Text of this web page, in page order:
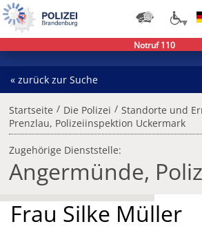
« zurück zur Suche
Startseite / Die Polizei / Standorte und
Prenzlau, Polizeiinspektion Uckermark
Zugehörige Dienststelle:
Angermünde,
Frau Silke Müller
Notruf 110